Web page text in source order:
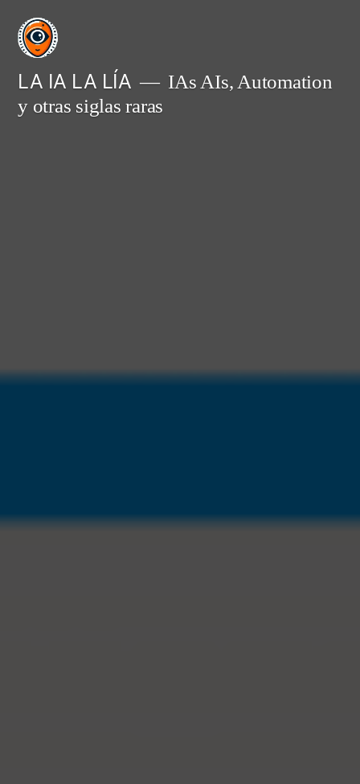
Saltar
contenido
LA IA LA LÍA
IAs AIs, Automation
y otras siglas raras